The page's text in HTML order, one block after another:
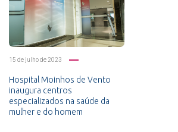
15 de julho de 2023
Hospital Moinhos de Vento
inaugura centros
especializados na saúde da
mulher e do homem